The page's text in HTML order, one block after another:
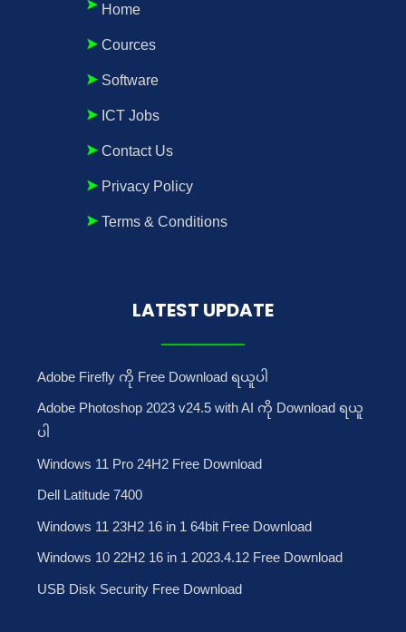
Home
Cources
Software
ICT Jobs
Contact Us
Privacy Policy
Terms & Conditions
LATEST UPDATE
Adobe Firefly ကို Free Download ရယူပါ
Adobe Photoshop 2023 v24.5 with AI ကို Download ရယူ
ပါ
Windows 11 Pro 24H2 Free Download
Dell Latitude 7400
Windows 11 23H2 16 in 1 64bit Free Download
Windows 10 22H2 16 in 1 2023.4.12 Free Download
USB Disk Security Free Download